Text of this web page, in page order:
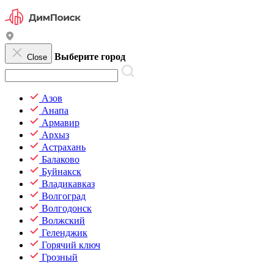
Close Выберите город
Азов
Анапа
Армавир
Архыз
Астрахань
Балаково
Буйнакск
Владикавказ
Волгоград
Волгодонск
Волжский
Геленджик
Горячий ключ
Грозный